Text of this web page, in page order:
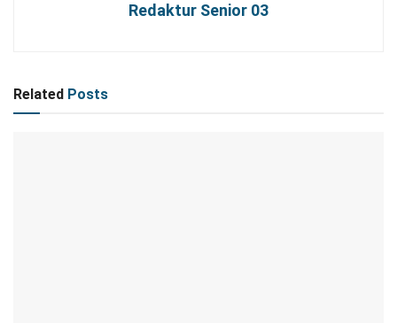
Redaktur Senior 03
Related Posts